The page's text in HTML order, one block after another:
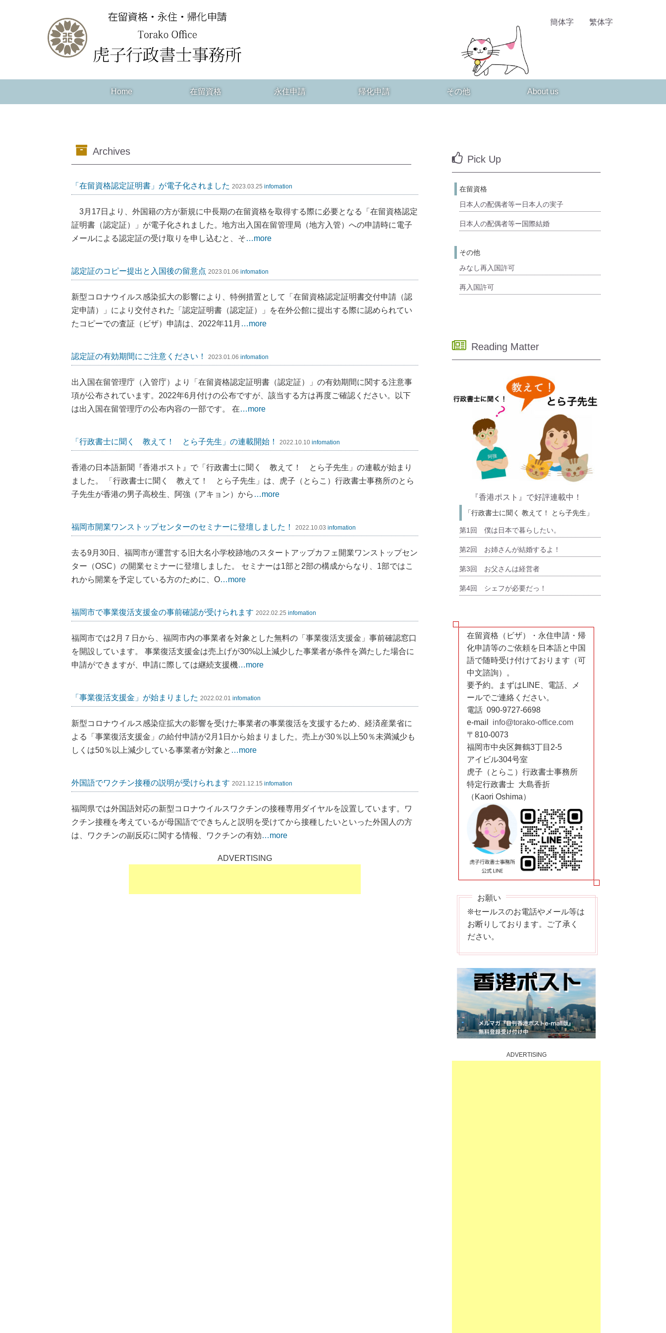
繁体字
簡体字
Home 在留資格 永住申請 帰化申請 その他 About us
Archives
「在留資格認定証明書」が電子化されました 2023.03.25 infomation
3月17日より、外国籍の方が新規に中長期の在留資格を取得する際に必要となる「在留資格認定
証明書（認定証）」が電子化されました。地方出入国在留管理局（地方入管）への申請時に電子
メールによる認定証の受け取りを申し込むと、そ…more
認定証のコピー提出と入国後の留意点 2023.01.06 infomation
新型コロナウイルス感染拡大の影響により、特例措置として「在留資格認定証明書交付申請（認
定申請）」により交付された「認定証明書（認定証）」を在外公館に提出する際に認められてい
たコピーでの査証（ビザ）申請は、2022年11月 …more
認定証の有効期間にご注意ください！ 2023.01.06 infomation
出入国在留管理庁（入管庁）より「在留資格認定証明書（認定証）」の有効期間に関する注意事
項が公布されています。2022年6月付けの公布ですが、該当する方は再度ご確認ください。以下
は出入国在留管理庁の公布内容の一部です。 在…more
「行政書士に聞く 教えて！ とら子先生」の連載開始！ 2022.10.10 infomation
香港の日本語新聞『香港ポスト』で「行政書士に聞く 教えて！ とら子先生」の連載が始まり
ました。 「行政書士に聞く 教えて！ とら子先生」は、虎子（とらこ）行政書士事務所のとら
子先生が香港の男子高校生、阿強（アキョン）から …more
福岡市開業ワンストップセンターのセミナーに登壇しました！ 2022.10.03 infomation
去る9月30日、福岡市が運営する旧大名小学校跡地のスタートアップカフェ開業ワンストップセン
ター（OSC）の開業セミナーに登壇しました。 セミナーは1部と2部の構成からなり、1部ではこ
れから開業を予定している方のために、O…more
福岡市で事業復活支援金の事前確認が受けられます 2022.02.25 infomation
福岡市では2月７日から、福岡市内の事業者を対象とした無料の「事業復活支援金」事前確認窓口
を開設しています。 事業復活支援金は売上げが30%以上減少した事業者が条件を満たした場合に
申請ができますが、申請に際しては継続支援機…more
「事業復活支援金」が始まりました 2022.02.01 infomation
新型コロナウイルス感染症拡大の影響を受けた事業者の事業復活を支援するため、経済産業省に
よる「事業復活支援金」の給付申請が2月1日から始まりました。売上が30％以上50％未満減少も
しくは50％以上減少している事業者が対象と …more
外国語でワクチン接種の説明が受けられます 2021.12.15 infomation
福岡県では外国語対応の新型コロナウイルスワクチンの接種専用ダイヤルを設置しています。ワ
クチン接種を考えているが母国語でできちんと説明を受けてから接種したいといった外国人の方
は、ワクチンの副反応に関する情報、ワクチンの有効…more
ADVERTISING
Pick Up
在留資格
日本人の配偶者等ー日本人の実子
日本人の配偶者等ー国際結婚
その他
みなし再入国許可
再入国許可
Reading Matter
『香港ポスト』 で好評連載中！
「行政書士に聞く 教えて！ とら子先生」
第1回 僕は日本で暮らしたい。
第2回 お姉さんが結婚するよ！
第3回 お父さんは経営者
第4回 シェフが必要だっ！
在留資格（ビザ）・永住申請・帰
化申請等のご依頼を日本語と中国
語で随時受け付けております（可
中文諮詢）。
要予約。まずはLINE、電話、メ
ールでご連絡ください。
電話 090-9727-6698
e-mail info@torako-office.com
〒810-0073
福岡市中央区舞鶴3丁目2-5
アイビル304号室
虎子（とらこ）行政書士事務所
特定行政書士 大島香折
（Kaori Oshima）
❊セールスのお電話やメール等は
お断りしております。ご了承く
ださい。
ADVERTISING